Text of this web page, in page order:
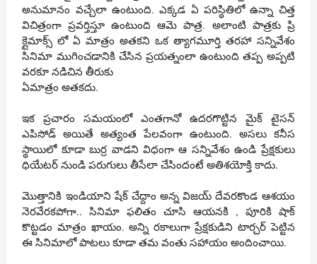
అనుమానం వచ్చేలా ఉంటుంది. ఎక్కడ ఏ పరిస్థితిలో ఉన్నా చిత్త
విచిత్రంగా ప్రవర్తిస్తూ ఉంటుంది ఆమె పాత్ర. అలాంటి పాత్రకు ప్రి
క్లైమాక్స్ లో ఏ మాత్రం అతకని ఒక త్యాగమూర్తి తరహా సన్నివేశం
సినిమా ముగించడానికి చేసిన ప్రయత్నంలా ఉంటుంది తప్ప అప్పటి
వరకూ నడిచిన తీరుకు
ఏమాత్రం అతకదు.
ఇక ప్రచారం సమయంలో ఎంతగానో ఉదరగొట్టిన మైక్ టైసన్
ఎపిసోడ్ అయితే అత్యంత పేలవంగా ఉంటుంది. అసలు కనీస
స్థాయిలో కూడా బుర్ర వాడని విధంగా ఆ సన్నివేశం ఉండి ప్రేక్షకులు
ధియేటర్ నుండి పరుగులు తీసేలా చేసిందంటే అతిశయోక్తి కాదు.
మొత్తానికి ఇండియాని షేక్ చేద్దాం అన్న విజయ్ దేవరకొండ ఆశయం
నెరవేరకపోగా.. సినిమా ఫలితం చూసి ఆయనకి , పూరికి షాక్
కొట్టడం మాత్రం ఖాయం. అన్ని రకాలుగా ప్రేక్షకుడిని టార్చర్ పెట్టిన
ఈ సినిమాలో పాటలు కూడా తమ వంతు సహాయం అందించాయి.